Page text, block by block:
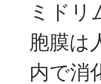
ミドリ
胞膜は
内で消